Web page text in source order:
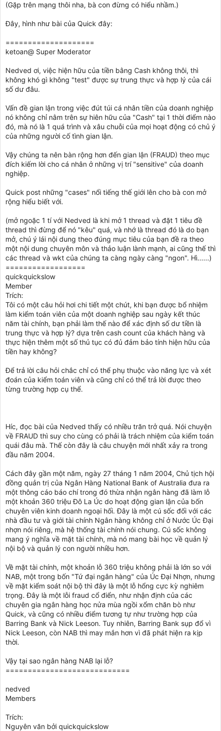
(Gặp trên mạng thôi nha, bà con đừng có hiểu nhầm.)
Đây, hình như bài của Quick đây:
====================
ketoan@ Super Moderator
Nedved ơi, việc hiện hữu của tiền bằng Cash không thôi, thì
không khó gì không "test" được sự trung thực và hợp lý của cái
số dư đâu.
Vấn đề gian lận trong việc đút túi cá nhân tiền của doanh nghiệp
nó không chỉ nằm trên sự hiên hữu của "Cash" tại 1 thời điểm nào
đó, mà nó là 1 quá trình và xâu chuỗi của mọi hoạt động có chủ ý
của những người cố tình gian lận.
Vậy chúng ta nên bàn rộng hơn đến gian lận (FRAUD) theo mục
đích kiếm lời cho cá nhân ở những vị trí "sensitive" của doanh
nghiệp.
Quick post những "cases" nổi tiếng thế giới lên cho bà con mở
rộng hiểu biết với.
(mở ngoặc 1 tí với Nedved là khi mở 1 thread và đặt 1 tiêu đề
thread thì đừng để nó "kêu" quá, và nhớ là thread đó là do bạn
mở, chú ý lái nội dung theo đúng mục tiêu của bạn đề ra theo
một nội dung chuyên môn và thảo luận lành mạnh, ai cũng thế thì
các thread và wkt của chúng ta càng ngày càng "ngon". Hì......)
==================
quickquickslow
Member
Trích:
Tôi có một câu hỏi hơi chi tiết một chút, khi bạn được bổ nhiệm
làm kiểm toán viên của một doanh nghiệp sau ngày kết thúc
năm tài chính, bạn phải làm thế nào để xác định số dư tiền là
trung thực và hợp lý? dựa trên cash count của khách hàng và
thực hiện thêm một số thủ tục có đủ đảm bảo tính hiện hữu của
tiền hay không?
Để trả lời câu hỏi chắc chỉ có thể phụ thuộc vào năng lực và xét
đoán của kiểm toán viên và cũng chỉ có thể trả lời được theo
từng trường hợp cụ thể.
Híc, đọc bài của Nedved thấy có nhiều trăn trở quá. Nói chuyện
về FRAUD thì suy cho cùng có phải là trách nhiệm của kiểm toán
quái đâu mà. Thế còn đây là câu chuyện mới nhất xảy ra trong
đầu năm 2004.
Cách đây gần một năm, ngày 27 tháng 1 năm 2004, Chủ tịch hội
đồng quản trị của Ngân Hàng National Bank of Australia đưa ra
một thông cáo báo chí trong đó thừa nhận ngân hàng đã làm lỗ
một khoản 360 triệu Đô La Úc do hoạt động gian lận của bốn
chuyên viên kinh doanh ngoại hối. Đây là một cú sốc đối với các
nhà đầu tư và giới tài chính Ngân hàng không chỉ ở Nước Úc Đại
nhợn nói riêng, mà hệ thống tài chính nói chung. Cú sốc không
mang ý nghĩa về mặt tài chính, mà nó mang bài học về quản lý
nội bộ và quản lý con người nhiều hơn.
Về mặt tài chính, một khoản lỗ 360 triệu không phải là lớn so với
NAB, một trong bốn "Tứ đại ngân hàng" của Úc Đại Nhợn, nhưng
về mặt kiểm soát nội bộ thì đây là một lỗ hổng cực kỳ nghiêm
trọng. Đây là một lỗi fraud cổ điển, như nhận định của các
chuyên gia ngân hàng học nửa mùa ngồi xổm chăn bò như
Quick, và cũng có nhiều điểm tương tự như trường hợp của
Barring Bank và Nick Leeson. Tuy nhiên, Barring Bank sụp đổ vì
Nick Leeson, còn NAB thì may mắn hơn vì đã phát hiện ra kịp
thời.
Vậy tại sao ngân hàng NAB lại lỗ?
============================
nedved
Members
Trích:
Nguyên văn bởi quickquickslow